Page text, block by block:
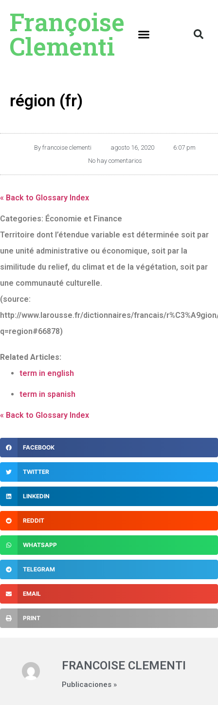
Françoise
Clementi
région (fr)
By francoise clementi agosto 16, 2020
6:07 pm
No hay comentarios
« Back to Glossary Index
Categories: Économie et Finance
Territoire dont l’étendue variable est déterminée soit par
une unité administrative ou économique, soit par la
similitude du relief, du climat et de la végétation, soit par
une communauté culturelle.
(source:
http://www.larousse.fr/dictionnaires/francais/
q=region#66878)
Related Articles:
term in english
term in spanish
« Back to Glossary Index
FACEBOOK
TWITTER
LINKEDIN
REDDIT
WHATSAPP
TELEGRAM
EMAIL
PRINT
FRANCOISE CLEMENTI
Publicaciones »